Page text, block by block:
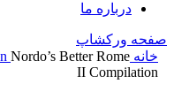
درباره ما
صفحه ورکشاپ
خانه Nordo’s Better Rome
II Compilation